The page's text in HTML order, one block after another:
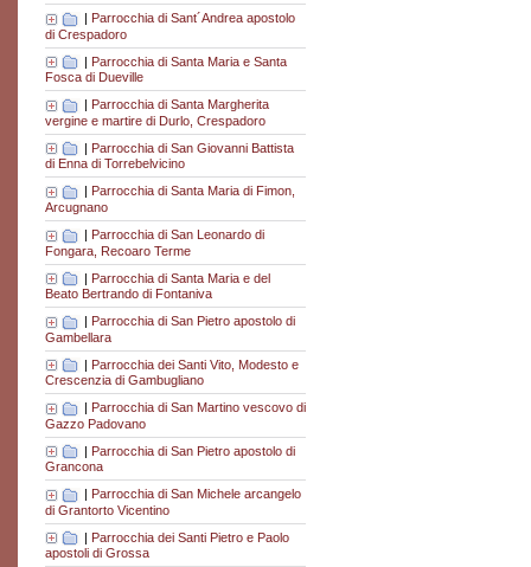
Parrocchia di Sant´Andrea apostolo
di Crespadoro
| Parrocchia di Santa Maria e Santa
Fosca di Dueville
Parrocchia di Santa Margherita
vergine e martire di Durlo, Crespadoro
| Parrocchia di San Giovanni Battista
di Enna di Torrebelvicino
Parrocchia di Santa Maria di Fimon,
Arcugnano
| Parrocchia di San Leonardo di
Fongara, Recoaro Terme
| Parrocchia di Santa Maria e del
Beato Bertrando di Fontaniva
| Parrocchia di San Pietro apostolo di
Gambellara
| Parrocchia dei Santi Vito, Modesto e
Crescenzia di Gambugliano
Parrocchia di San Martino vescovo di
Gazzo Padovano
| Parrocchia di San Pietro apostolo di
Grancona
Parrocchia di San Michele arcangelo
di Grantorto Vicentino
| Parrocchia dei Santi Pietro e Paolo
apostoli di Grossa